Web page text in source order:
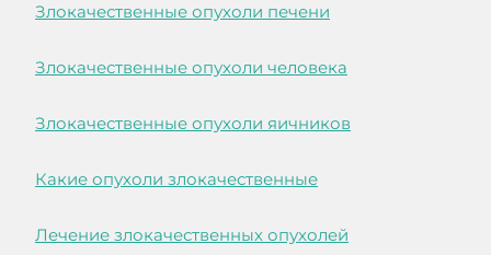
Злокачественные опухоли печени
Злокачественные опухоли человека
Злокачественные опухоли яичников
Какие опухоли злокачественные
Лечение злокачественных опухолей